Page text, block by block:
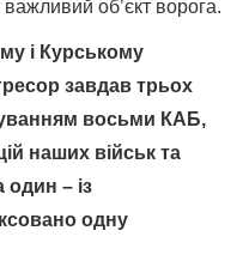
об’єкт ворога.
і Курському
завдав трьох
восьми КАБ,
наших військ та
один – із
одну